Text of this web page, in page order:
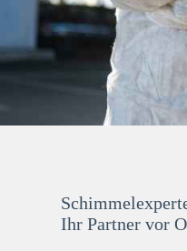
Ihr Partner vor